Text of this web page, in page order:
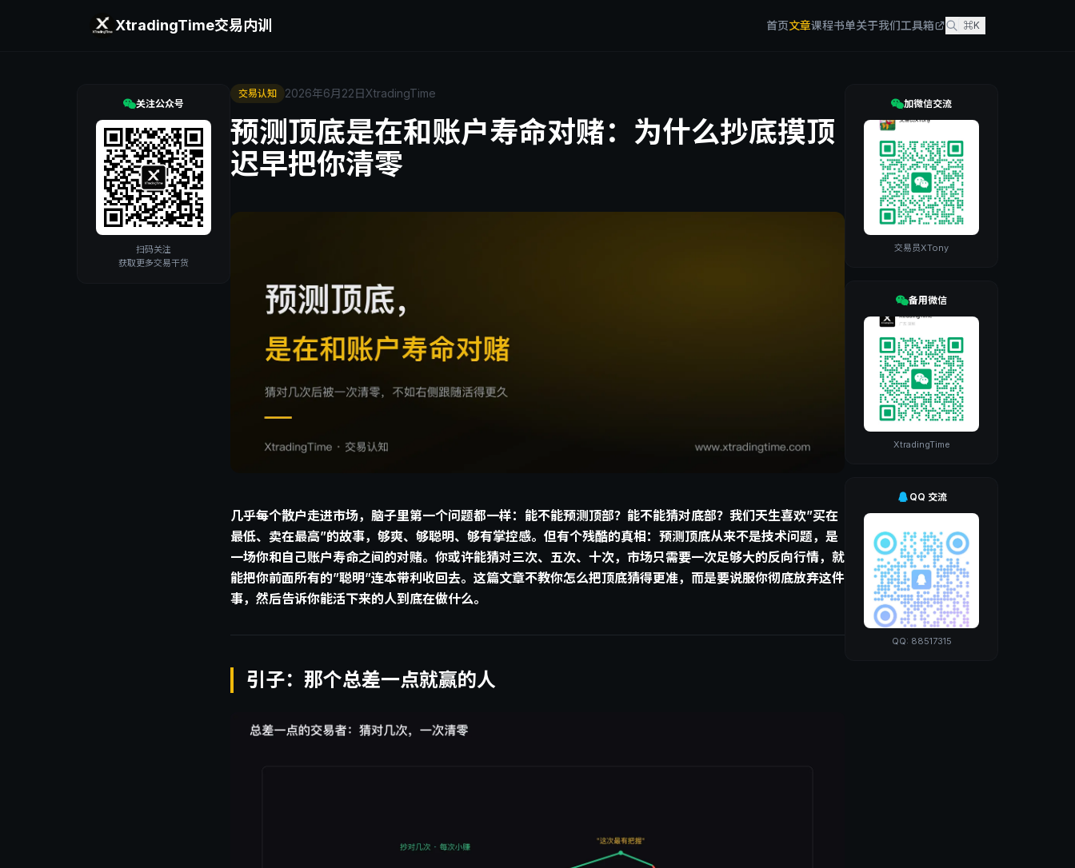
XtradingTime交易内训 首页文章课程书单关于我们工具箱 ⌘K
关注公众号
扫码关注
获取更多交易干货
交易认知 2026年6月22日XtradingTime
预测顶底是在和账户寿命对赌：为什么抄底摸顶
迟早把你清零
几乎每个散户走进市场，脑子里第一个问题都一样：能不能预测顶部？能不能猜对底部？我们天生喜欢”买在
最低、卖在最高”的故事，够爽、够聪明、够有掌控感。但有个残酷的真相：预测顶底从来不是技术问题，是
一场你和自己账户寿命之间的对赌。你或许能猜对三次、五次、十次，市场只需要一次足够大的反向行情，就
能把你前面所有的”聪明”连本带利收回去。这篇文章不教你怎么把顶底猜得更准，而是要说服你彻底放弃这件
事，然后告诉你能活下来的人到底在做什么。
引子：那个总差一点就赢的人
加微信交流
交易员XTony
备用微信
XtradingTime
QQ 交流
QQ: 88517315